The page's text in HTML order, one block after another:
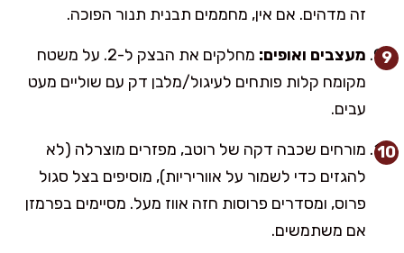
זה מדהים. אם אין, מחממים תבנית תנור הפוכה.
מעצבים ואופים:
מחלקים את הבצק ל-2. על משטח
מקומח קלות פותחים לעיגול/מלבן דק עם שוליים מעט
עבים.
מורחים שכבה דקה של רוטב, מפזרים מוצרלה (לא
להגזים כדי לשמור על אווריריות), מוסיפים בצל סגול
פרוס, ומסדרים פרוסות חזה אווז מעל. מסיימים בפרמזן
אם משתמשים.